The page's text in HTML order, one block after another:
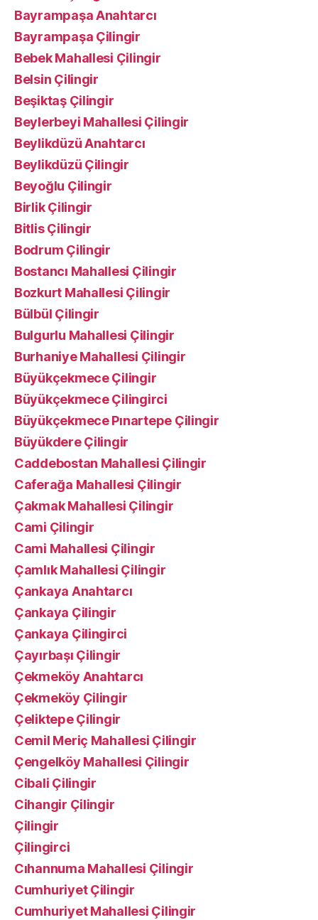
Bayrampaşa Anahtarcı
Bayrampaşa Çilingir
Bebek Mahallesi Çilingir
Belsin Çilingir
Beşiktaş Çilingir
Beylerbeyi Mahallesi Çilingir
Beylikdüzü Anahtarcı
Beylikdüzü Çilingir
Beyoğlu Çilingir
Birlik Çilingir
Bitlis Çilingir
Bodrum Çilingir
Bostancı Mahallesi Çilingir
Bozkurt Mahallesi Çilingir
Bülbül Çilingir
Bulgurlu Mahallesi Çilingir
Burhaniye Mahallesi Çilingir
Büyükçekmece Çilingir
Büyükçekmece Çilingirci
Büyükçekmece Pınartepe Çilingir
Büyükdere Çilingir
Caddebostan Mahallesi Çilingir
Caferağa Mahallesi Çilingir
Çakmak Mahallesi Çilingir
Cami Çilingir
Cami Mahallesi Çilingir
Çamlık Mahallesi Çilingir
Çankaya Anahtarcı
Çankaya Çilingir
Çankaya Çilingirci
Çayırbaşı Çilingir
Çekmeköy Anahtarcı
Çekmeköy Çilingir
Çeliktepe Çilingir
Cemil Meriç Mahallesi Çilingir
Çengelköy Mahallesi Çilingir
Cibali Çilingir
Cihangir Çilingir
Çilingir
Çilingirci
Cıhannuma Mahallesi Çilingir
Cumhuriyet Çilingir
Cumhuriyet Mahallesi Çilingir